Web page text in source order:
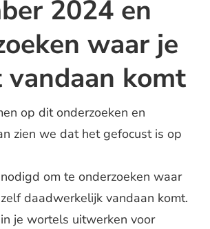
2024 en
waar je
komt
op dit onderzoeken en
zien we dat het gefocust is op
om te onderzoeken waar
daadwerkelijk vandaan komt.
je wortels uitwerken voor